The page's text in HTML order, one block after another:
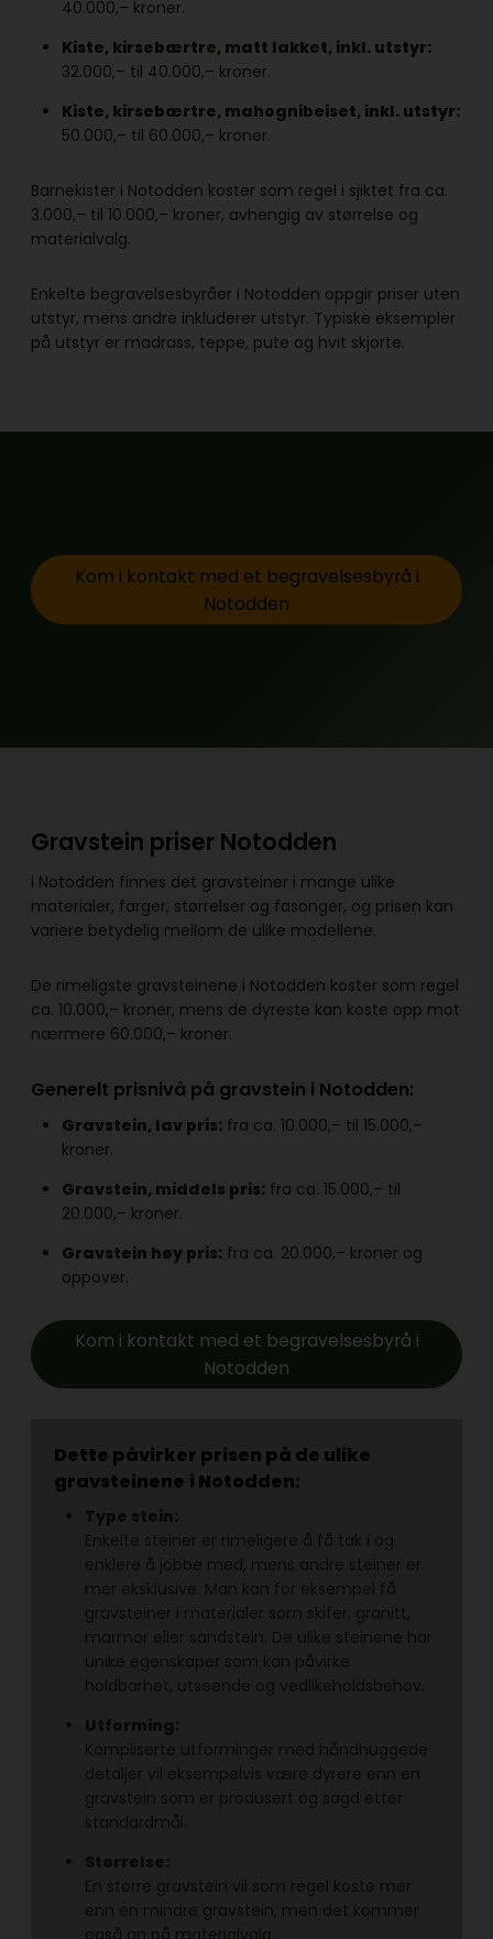
40.000,– kroner.
Kiste, kirsebærtre, matt lakket, inkl. utstyr:
32.000,– til 40.000,– kroner.
Kiste, kirsebærtre, mahognibeiset, inkl. utstyr:
50.000,– til 60.000,– kroner.
Barnekister i Notodden koster som regel i sjiktet fra ca.
3.000,– til 10.000,– kroner, avhengig av størrelse og
materialvalg.
Enkelte begravelsesbyråer i Notodden oppgir priser uten
utstyr, mens andre inkluderer utstyr. Typiske eksempler
på utstyr er madrass, teppe, pute og hvit skjorte.
Kom i kontakt med et begravelsesbyrå i
Notodden
Gravstein priser Notodden
i Notodden finnes det gravsteiner i mange ulike
materialer, farger, størrelser og fasonger, og prisen kan
variere betydelig mellom de ulike modellene.
De rimeligste gravsteinene i Notodden koster som regel
ca. 10.000,– kroner, mens de dyreste kan koste opp mot
nærmere 60.000,– kroner.
Generelt prisnivå på gravstein i Notodden:
Gravstein, lav pris: fra ca. 10.000,– til 15.000,–
kroner.
Gravstein, middels pris: fra ca. 15.000,– til
20.000,– kroner.
Gravstein høy pris: fra ca. 20.000,– kroner og
oppover.
Kom i kontakt med et begravelsesbyrå i
Notodden
Dette påvirker prisen på de ulike
gravsteinene i Notodden: